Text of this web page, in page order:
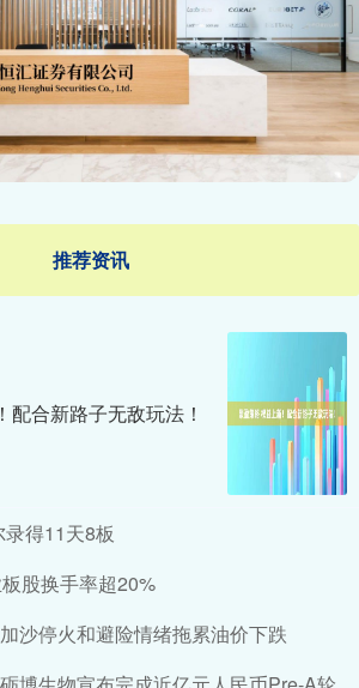
推荐资讯
合新路子无敌玩法！
得11天8板
股换手率超20%
沙停火和避险情绪拖累油价下跌